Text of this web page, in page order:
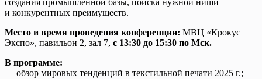
и конкурентных преимуществ.
Место и время проведения конференции: МВЦ «Крокус
Экспо», павильон 2, зал 7, с 13:30 до 15:30 по Мск.
В программе:
— обзор мировых тенденций в текстильной печати 2025 г.;